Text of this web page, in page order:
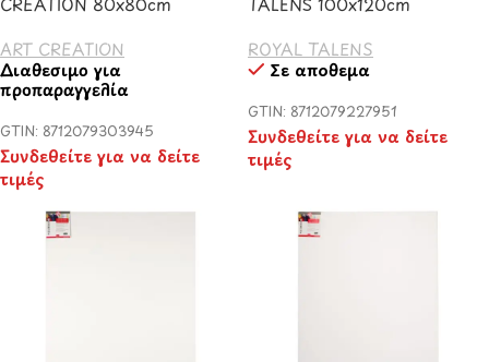
ART CREATION
Διαθέσιμο για
προπαραγγελία
GTIN: 8712079303945
Συνδεθείτε για να δείτε
τιμές
ROYAL TALENS
Σε απόθεμα
GTIN: 8712079227951
Συνδεθείτε για να δείτε
τιμές